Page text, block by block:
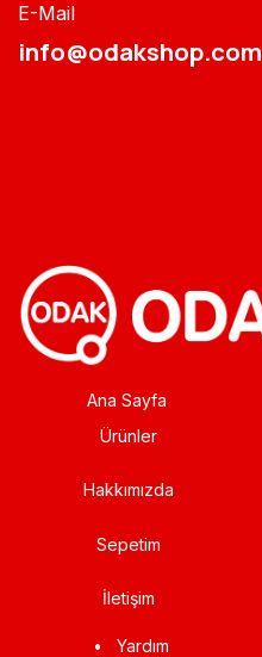
E-Mail
info@odakshop.com​
Ana Sayfa
Ürünler
Hakkımızda
Sepetim
İletişim
• Yardım